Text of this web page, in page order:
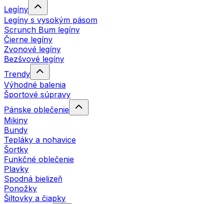
Legíny
Legíny s vysokým pásom
Scrunch Bum legíny
Čierne legíny
Zvonové legíny
Bezšvové legíny
Trendy
Výhodné balenia
Športové súpravy
Pánske oblečenie
Mikiny
Bundy
Tepláky a nohavice
Šortky
Funkčné oblečenie
Plavky
Spodná bielizeň
Ponožky
Šiltovky a čiapky